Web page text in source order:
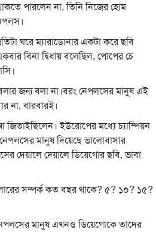
পারলেন না, তিনি নিজের হোম
ঘরে ম্যারাডোনার একটা করে ছবি
বিনা দ্বিধায় বলেছিল, পোপের চে
জন্য বলা না।বরং নেপলসের মানুষ এই
না, বারবারই।
ইউরোপের মধ্যে চ্যাম্পিয়ন
মানুষ দিয়েছে ভালোবাসার
দেয়ালে দেয়ালে ডিয়েগোর ছবি, ভাবা
সম্পর্ক কত বছর থাকে? ৫? ১০? ১৫?
মানুষ এখনও ডিয়েগোকে তাদের